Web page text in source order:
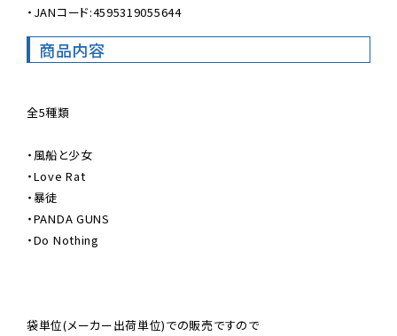
・JANコード:4595319055644
商品内容
全5種類
・風船と少女
・Love Rat
・暴徒
・PANDA GUNS
・Do Nothing
袋単位(メーカー出荷単位)での販売ですので